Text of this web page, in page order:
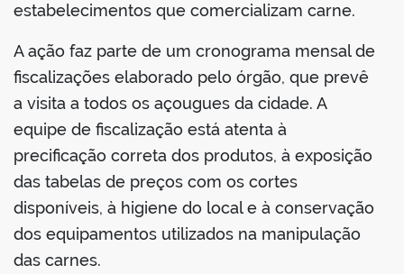
estabelecimentos que comercializam carne.
A ação faz parte de um cronograma mensal de
fiscalizações elaborado pelo órgão, que prevê
a visita a todos os açougues da cidade. A
equipe de fiscalização está atenta à
precificação correta dos produtos, à exposição
das tabelas de preços com os cortes
disponíveis, à higiene do local e à conservação
dos equipamentos utilizados na manipulação
das carnes.